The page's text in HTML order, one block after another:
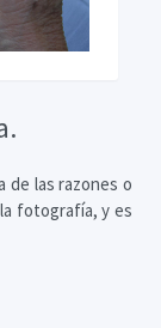
de las razones o
fotografía, y es